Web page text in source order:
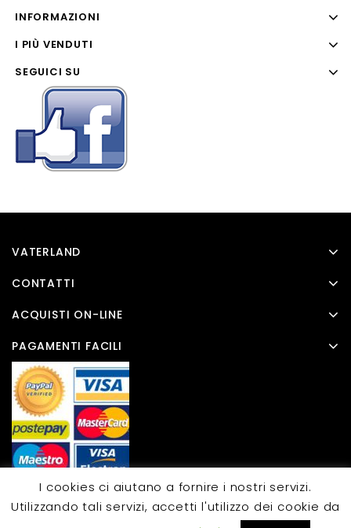
INFORMAZIONI
I PIÙ VENDUTI
SEGUICI SU
VATERLAND
CONTATTI
ACQUISTI ON-LINE
PAGAMENTI FACILI
I cookies ci aiutano a fornire i nostri servizi.
Utilizzando tali servizi, accetti l'utilizzo dei cookie da